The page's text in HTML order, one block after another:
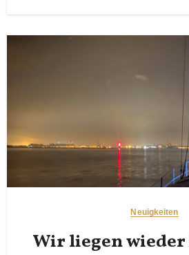
Neuigkeiten
Wir liegen wieder